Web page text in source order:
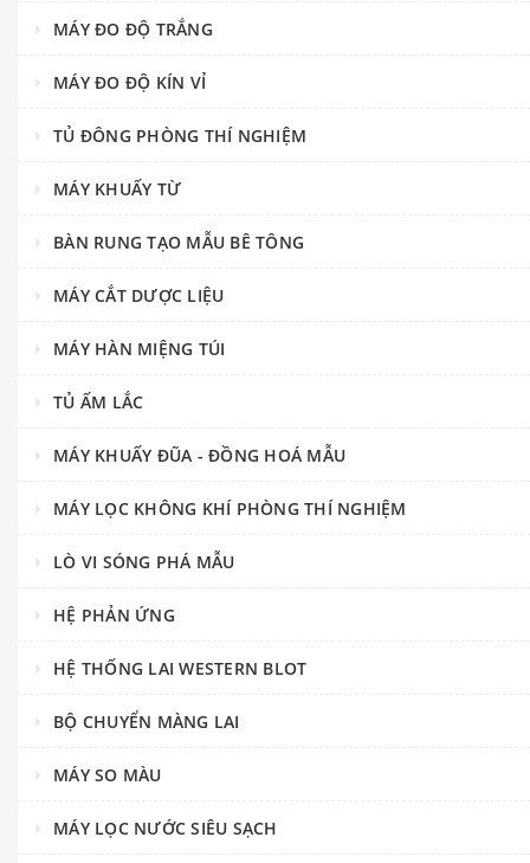
MÁY ĐO ĐỘ TRẮNG
MÁY ĐO ĐỘ KÍN VỈ
TỦ ĐÔNG PHÒNG THÍ NGHIỆM
MÁY KHUẤY TỪ
BÀN RUNG TẠO MẪU BÊ TÔNG
MÁY CẮT DƯỢC LIỆU
MÁY HÀN MIỆNG TÚI
TỦ ẤM LẮC
MÁY KHUẤY ĐŨA - ĐỒNG HOÁ MẪU
MÁY LỌC KHÔNG KHÍ PHÒNG THÍ NGHIỆM
LÒ VI SÓNG PHÁ MẪU
HỆ PHẢN ỨNG
HỆ THỐNG LAI WESTERN BLOT
BỘ CHUYỂN MÀNG LAI
MÁY SO MÀU
MÁY LỌC NƯỚC SIÊU SẠCH